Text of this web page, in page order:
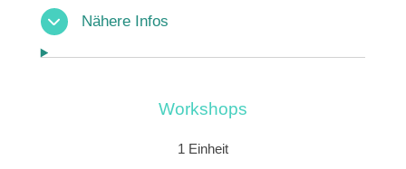
Nähere Infos
Workshops
1 Einheit